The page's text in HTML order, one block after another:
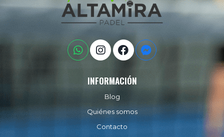
INFORMACIÓN
Blog
Quiénes somos
Contacto